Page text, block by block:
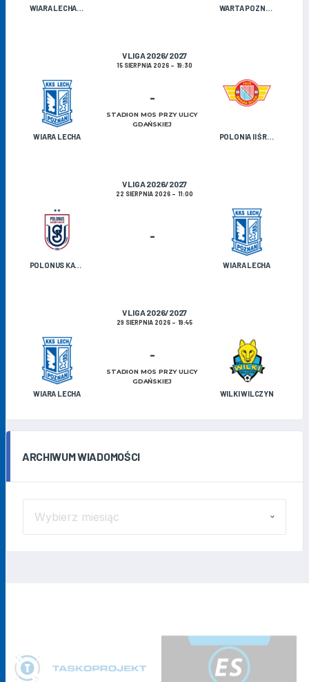
WIARA LECHA OLDBOJE WARTA POZNAŃ U-19
V LIGA 2026/2027
15 SIERPNIA 2026 19:30
WIARA LECHA POLONIA II ŚRODA WIELKOPOLSKA
-
STADION MOS PRZY ULICY
GDAŃSKIEJ
V LIGA 2026/2027
22 SIERPNIA 2026 11:00
POLONUS KAZIMIERZ BISKUPI WIARA LECHA
-
V LIGA 2026/2027
29 SIERPNIA 2026 19:45
WIARA LECHA WILKI WILCZYN
-
STADION MOS PRZY ULICY
GDAŃSKIEJ
ARCHIWUM WIADOMOŚCI
WIADOMOŚCI